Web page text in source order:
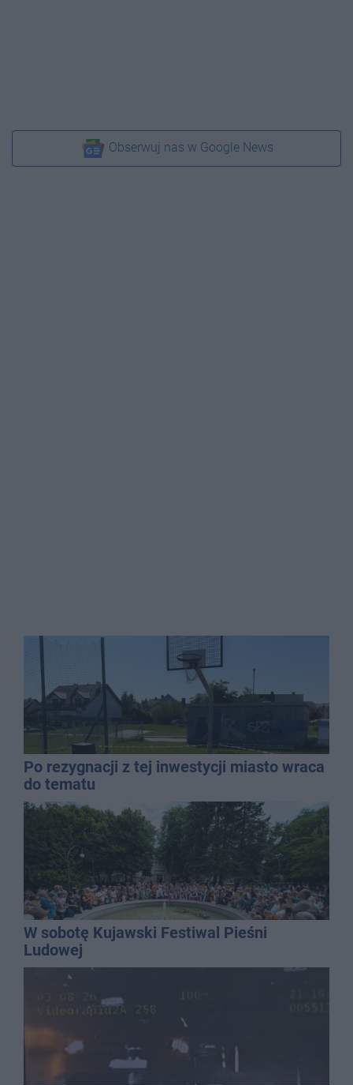
Obserwuj nas w Google News
Po rezygnacji z tej inwestycji miasto wraca
do tematu
W sobotę Kujawski Festiwal Pieśni
Ludowej